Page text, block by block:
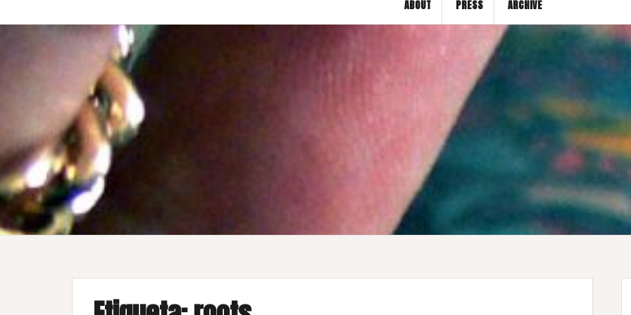
ABOUT PRESS ARCHIVE